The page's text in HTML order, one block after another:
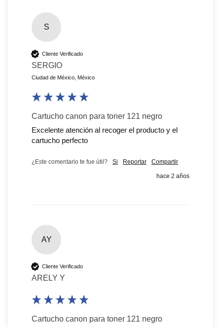
S
Cliente Verificado
SERGIO
Ciudad de México, México
Cartucho canon para toner 121 negro
Excelente atención al recoger el producto y el
cartucho perfecto
¿Este comentario te fue útil? Si Reportar Compartir
hace 2 años
AY
Cliente Verificado
ARELY Y
Cartucho canon para toner 121 negro